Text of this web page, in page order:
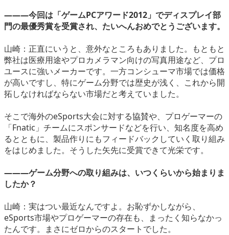
―――今回は「ゲームPCアワード2012」でディスプレイ部
門の最優秀賞を受賞され、たいへんおめでとうございます。
山崎：正直にいうと、意外なところもありました。もともと
弊社は医療用途やプロカメラマン向けの写真用途など、プロ
ユースに強いメーカーです。一方コンシューマ市場では価格
が高いですし、特にゲーム分野では歴史が浅く、これから開
拓しなければならない市場だと考えていました。
そこで海外のeSports大会に対する協賛や、プロゲーマーの
「Fnatic」チームにスポンサードなどを行い、知名度を高め
るとともに、製品作りにもフィードバックしていく取り組み
をはじめました。そうした矢先に受賞できて光栄です。
―――ゲーム分野への取り組みは、いつくらいから始まりま
したか？
山崎：実はつい最近なんですよ。お恥ずかしながら、
eSports市場やプロゲーマーの存在も、まったく知らなかっ
たんです。まさにゼロからのスタートでした。